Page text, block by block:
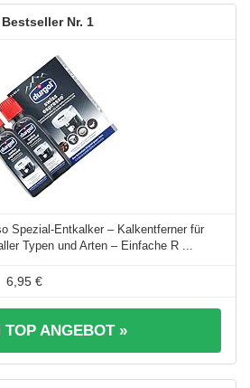
1
Spezial-Entkalker – Kalkentferner für
Typen und Arten – Einfache R ...
6,95 €
TOP ANGEBOT »